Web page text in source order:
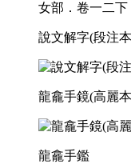
女部．卷一二下
說文解字(段注
龍龕手鏡(高麗
龍龕手鑑